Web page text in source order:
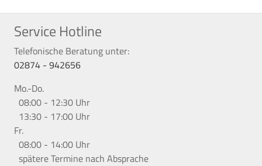
Service Hotline
Telefonische Beratung unter:
02874 - 942656
Mo.-Do.
08:00 - 12:30 Uhr
13:30 - 17:00 Uhr
Fr.
08:00 - 14:00 Uhr
spätere Termine nach Absprache